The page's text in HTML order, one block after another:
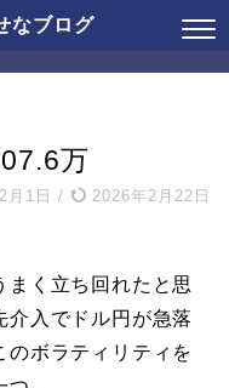
なブログ
万
月1日 / 2026年2月22日
まく立ち回れたと思
介入でドル円が急落
のボラティリティを